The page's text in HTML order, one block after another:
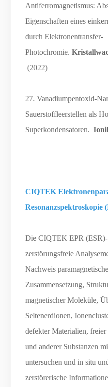
Antiferromagnetismus:
Eigenschaften eines
durch Elektronentransfer-
Photochromie.
(2022)
27. Vanadiumpentoxid-
Sauerstoffleerstellen als
Superkondensatoren.
CIQTEK
Resonanzspektroskopie
Die CIQTEK EPR (ESR)-
zerstörungsfreie
Nachweis
Zusammensetzung,
magnetischer Moleküle,
Seltenerdionen,
defekter Materialien,
und anderer Substanzen
untersuchen und in situ
zerstörerische